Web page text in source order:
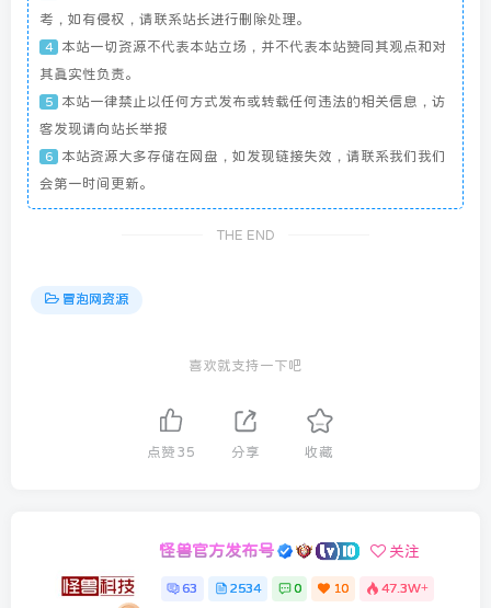
考，如有侵权，请联系站长进行删除处理。
4
本站一切资源不代表本站立场，并不代表本站赞同其观点和对
其真实性负责。
5
本站一律禁止以任何方式发布或转载任何违法的相关信息，访
客发现请向站长举报
6
本站资源大多存储在网盘，如发现链接失效，请联系我们我们
会第一时间更新。
THE END
冒泡网资源
喜欢就支持一下吧
点赞 35 分享 收藏
怪兽官方发布号 关注
63 2534 0 10 47.3W+